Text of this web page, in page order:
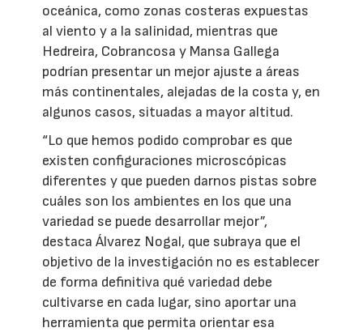
oceánica, como zonas costeras expuestas
al viento y a la salinidad, mientras que
Hedreira, Cobrancosa y Mansa Gallega
podrían presentar un mejor ajuste a áreas
más continentales, alejadas de la costa y, en
algunos casos, situadas a mayor altitud.
“Lo que hemos podido comprobar es que
existen configuraciones microscópicas
diferentes y que pueden darnos pistas sobre
cuáles son los ambientes en los que una
variedad se puede desarrollar mejor”,
destaca Álvarez Nogal, que subraya que el
objetivo de la investigación no es establecer
de forma definitiva qué variedad debe
cultivarse en cada lugar, sino aportar una
herramienta que permita orientar esa